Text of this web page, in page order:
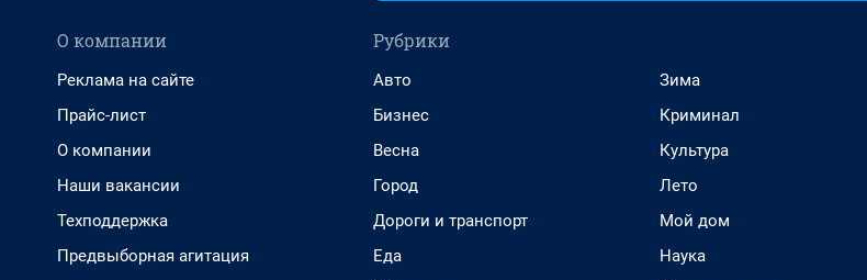
О компании
Реклама на сайте
Прайс-лист
О компании
Наши вакансии
Техподдержка
Предвыборная агитация
Рубрики
Авто
Бизнес
Весна
Город
Дороги и транспорт
Еда
Зима
Криминал
Культура
Лето
Мой дом
Наука